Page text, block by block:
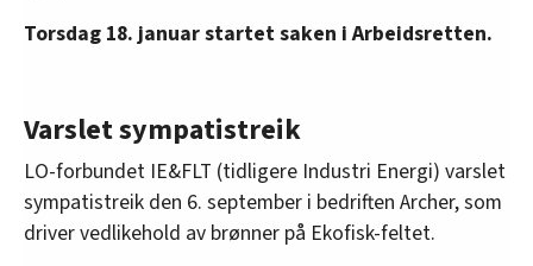
Torsdag 18. januar startet saken i Arbeidsretten.
Varslet sympatistreik
LO-forbundet IE&FLT (tidligere Industri Energi) varslet
sympatistreik den 6. september i bedriften Archer, som
driver vedlikehold av brønner på Ekofisk-feltet.